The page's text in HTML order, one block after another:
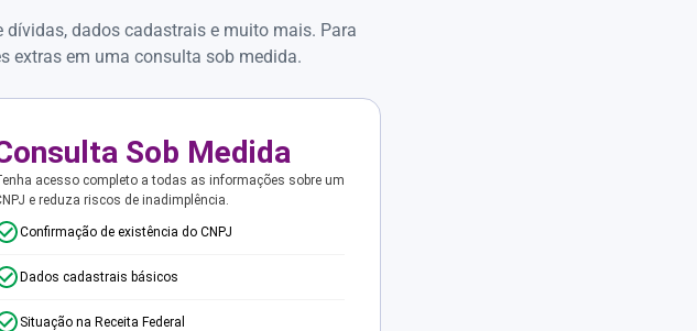
dados cadastrais e muito mais. Para
extras em uma consulta sob medida.
Sob Medida
acesso completo a todas as informações sobre um
e reduza riscos de inadimplência.
Confirmação de existência do CNPJ
Dados cadastrais básicos
Situação na Receita Federal